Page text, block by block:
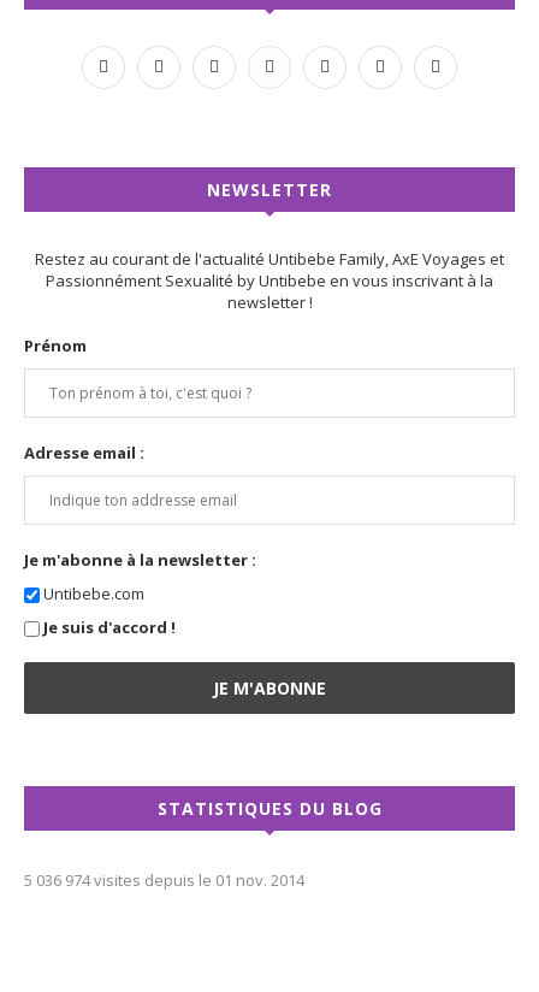
NEWSLETTER
Restez au courant de l'actualité Untibebe Family, AxE Voyages et
Passionnément Sexualité by Untibebe en vous inscrivant à la
newsletter !
Prénom
Adresse email :
Je m'abonne à la newsletter :
Untibebe.com
Je suis d'accord !
STATISTIQUES DU BLOG
5 036 974 visites depuis le 01 nov. 2014